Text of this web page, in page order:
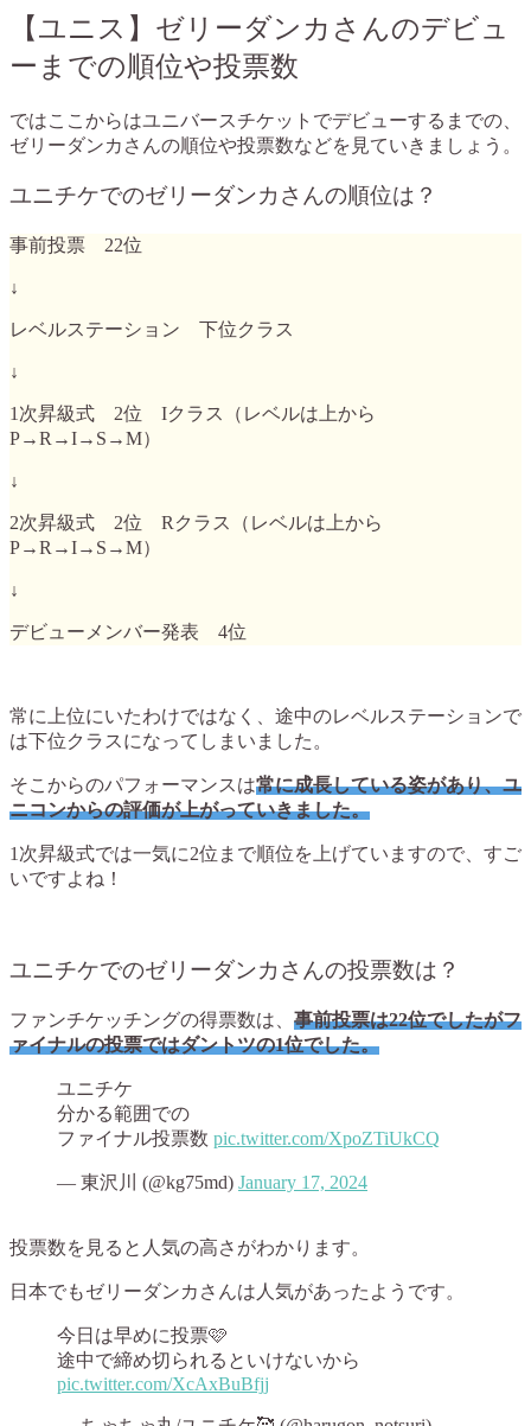
【ユニス】ゼリーダンカさんのデビュ
ーまでの順位や投票数
ではここからはユニバースチケットでデビューするまでの、
ゼリーダンカさんの順位や投票数などを見ていきましょう。
ユニチケでのゼリーダンカさんの順位は？
事前投票 22位
↓
レベルステーション 下位クラス
↓
1次昇級式 2位 Iクラス（レベルは上から
P→R→I→S→M）
↓
2次昇級式 2位 Rクラス（レベルは上から
P→R→I→S→M）
↓
デビューメンバー発表 4位
常に上位にいたわけではなく、途中のレベルステーションで
は下位クラスになってしまいました。
そこからのパフォーマンスは常に成長している姿があり、ユ
ニコンからの評価が上がっていきました。
1次昇級式では一気に2位まで順位を上げていますので、すご
いですよね！
ユニチケでのゼリーダンカさんの投票数は？
ファンチケッチングの得票数は、 事前投票は22位でしたがフ
ァイナルの投票ではダントツの1位でした。
ユニチケ
分かる範囲での
ファイナル投票数 pic.twitter.com/XpoZTiUkCQ
— 東沢川 (@kg75md) January 17, 2024
投票数を見ると人気の高さがわかります。
日本でもゼリーダンカさんは人気があったようです。
今日は早めに投票🩷
途中で締め切られるといけないから
pic.twitter.com/XcAxBuBfjj